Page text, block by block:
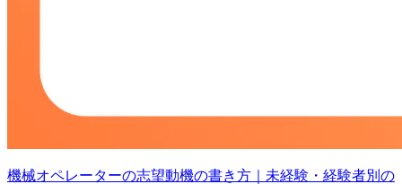
機械オペレーターの志望動機の書き方｜未経験・経験者別の